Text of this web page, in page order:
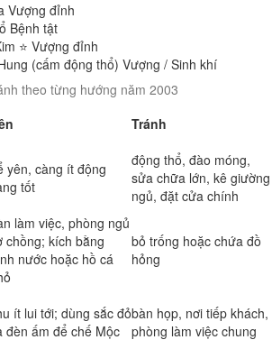
Vượng đỉnh
Bệnh tật
⭐ Vượng đỉnh
(cấm động thổ) Vượng / Sinh khí
theo từng hướng năm 2003
Tránh
yên, càng ít động
tốt
động thổ, đào móng,
sửa chữa lớn, kê giường
ngủ, đặt cửa chính
làm việc, phòng ngủ
chồng; kích bằng
nước hoặc hồ cá
bỏ trống hoặc chứa đồ
hỏng
ít lui tới; dùng sắc đỏ
đèn ấm để chế Mộc
bàn họp, nơi tiếp khách,
phòng làm việc chung